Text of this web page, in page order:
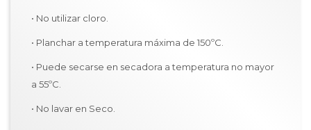
• No utilizar cloro.
• Planchar a temperatura máxima de 150ºC.
• Puede secarse en secadora a temperatura no mayor
a 55ºC.
• No lavar en Seco.